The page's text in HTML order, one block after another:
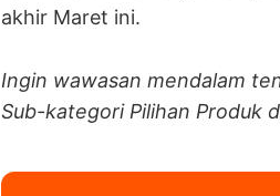
akhir Maret ini.
Ingin wawasan mendalam
Sub-kategori Pilihan Produk